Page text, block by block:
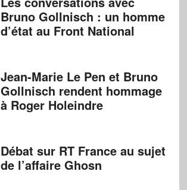
Bruno Gollnisch : un homme
d’état au Front National
Jean-Marie Le Pen et Bruno
Gollnisch rendent hommage
à Roger Holeindre
Débat sur RT France au sujet
de l’affaire Ghosn